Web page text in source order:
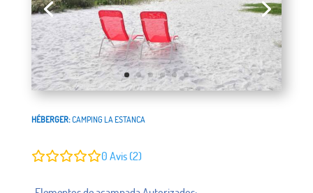
HÉBERGER:CAMPING LA ESTANCA
0 Avis (2)